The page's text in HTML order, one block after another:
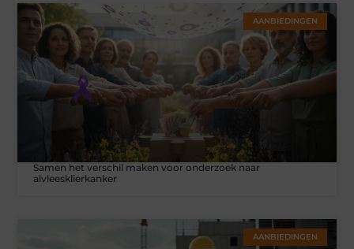
AANBIEDINGEN
Samen het verschil maken voor onderzoek naar
alvleesklierkanker
AANBIEDINGEN